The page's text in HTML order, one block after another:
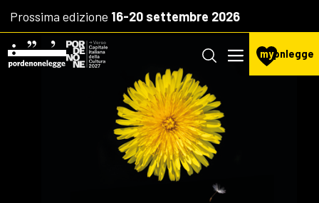
Prossima edizione 16-20 settembre 2026
mypnlegge